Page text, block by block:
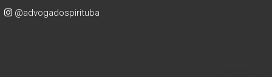
@advogadospirituba